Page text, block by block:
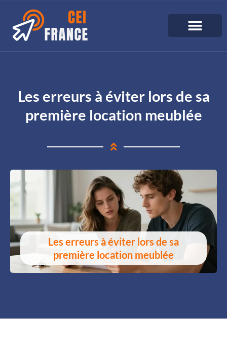
Les erreurs à éviter lors de sa
première location meublée
Les erreurs à éviter lors de sa
première location meublée